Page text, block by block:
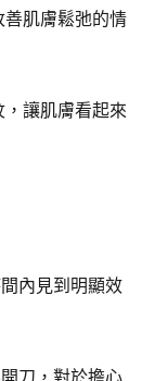
肌膚鬆弛的情
，讓肌膚看起來
內見到明顯效
刀，對於擔心